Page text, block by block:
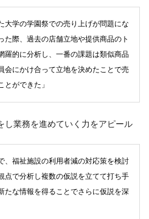
大学の学園祭での売り上げが問題にな
た際、過去の店舗立地や提供商品のト
羅的に分析し、一番の課題は類似商品
会にかけ合って立地を決めたことで売
とができた」
業務を進めていく力をアピール
、福祉施設の利用者減の対応策を検討
点で分析し複数の仮説を立てて打ち手
たな情報を得ることでさらに仮説を深